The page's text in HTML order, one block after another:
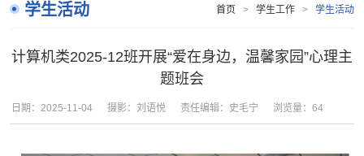
学生活动 首页 > 学生工作 > 学生活动
计算机类2025-12班开展“爱在身边，温馨家园”心理主
题班会
日期：2025-11-04 摄影：刘语悦 责任编辑：史毛宁 浏览量： 64